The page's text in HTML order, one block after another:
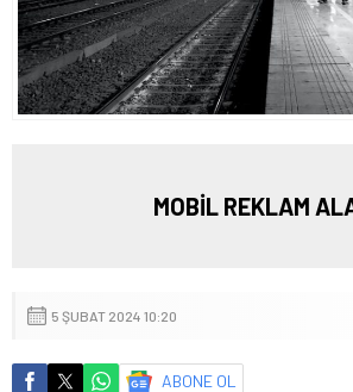
MOBİL REKLAM
5 ŞUBAT 2024 10:20
ABONE OL